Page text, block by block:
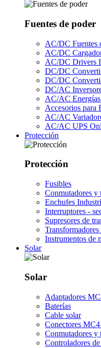
Fuentes de poder
AC/DC Fuentes
AC/DC
AC/DC Drivers
DC/DC
DC/DC
DC/AC
AC/AC
Accesorios para
AC/AC
AC/AC UPS
Protección
Protección
Fusibles
Conmutadores y
Enchufes
Interruptores -
Supresores de
Instrumentos de
Solar
Solar
Adaptadores
Baterías
Cable solar
Conectores
Conmutadores y
Controladores